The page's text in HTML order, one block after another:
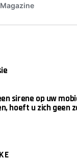
sirene op uw
hoeft u zich geen